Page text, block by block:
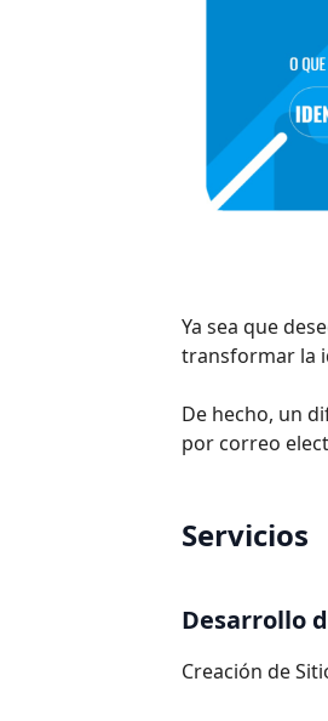
Ya sea que
transformar la
De hecho, un
por correo
Servicios
Desarrollo
Creación de